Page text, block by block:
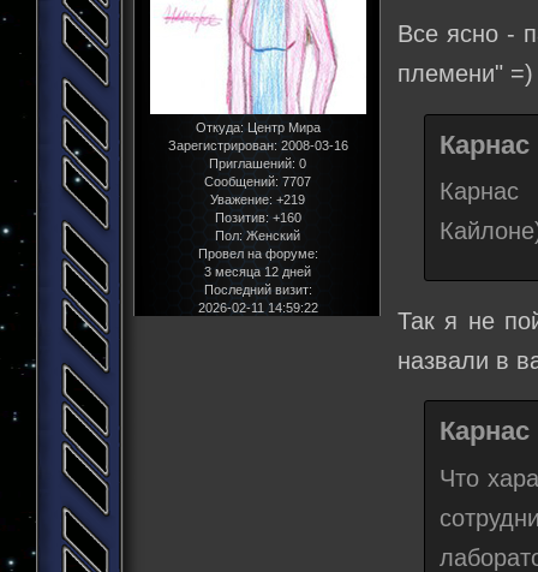
Откуда: Центр Мира
Зарегистрирован: 2008-03-16
Приглашений: 0
Сообщений: 7707
Уважение: +219
Позитив: +160
Пол:Женский
Провел на форуме:
3 месяца 12 дней
Последний визит:
2026-02-11 14:59:22
Все ясно -
племени" =)
Карнас
Так я не
назвали в
Карнас
Что